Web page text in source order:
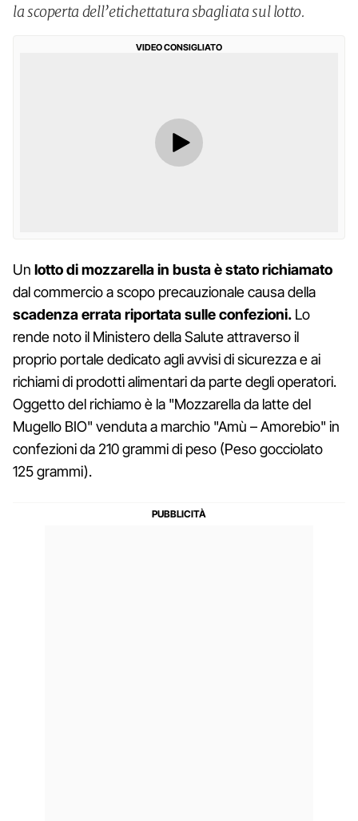
la scoperta dell’etichettatura sbagliata sul lotto.
VIDEO CONSIGLIATO
Un lotto di mozzarella in busta è stato richiamato
dal commercio a scopo precauzionale causa della
scadenza errata riportata sulle confezioni. Lo
rende noto il Ministero della Salute attraverso il
proprio portale dedicato agli avvisi di sicurezza e ai
richiami di prodotti alimentari da parte degli operatori.
Oggetto del richiamo è la "Mozzarella da latte del
Mugello BIO" venduta a marchio "Amù – Amorebio" in
confezioni da 210 grammi di peso (Peso gocciolato
125 grammi).